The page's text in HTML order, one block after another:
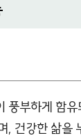
풍부하게 함
, 건강한 삶을